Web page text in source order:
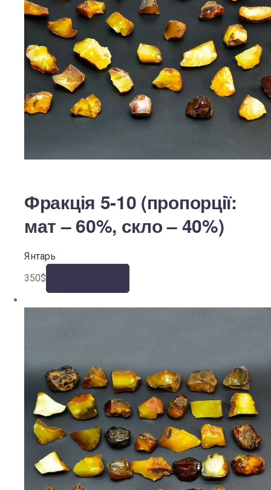
Фракція 5-10 (пропорції:
мат – 60%, скло – 40%)
Янтарь
350$